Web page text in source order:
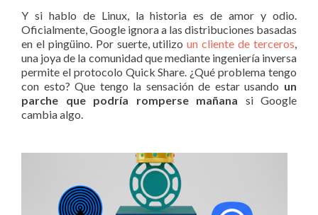
Y si hablo de Linux, la historia es de amor y odio.
Oficialmente, Google ignora a las distribuciones basadas
en el pingüino. Por suerte, utilizoun cliente de terceros
una joya de la comunidad que mediante ingeniería inversa
permite el protocolo Quick Share. ¿Qué problema tengo
con esto? Que tengo la sensación de estar usando un
parche que podría romperse mañana si Google
cambia algo.